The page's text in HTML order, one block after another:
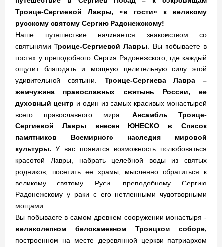
Троице-Сергиевой Лавры, «в гости» к великому
русскому святому Сергию Радонежскому!
Наше путешествие начинается знакомством со
святынямиТроице-Сергиевой Лавры . Вы побываете в
гостях у преподобного Сергия Радонежского, где каждый
ощутит благодать и мощную целительную силу этой
удивительной святыни. Троице-Сергиева Лавра –
жемчужина православных святынь России, ее
духовный центр и один из самых красивых монастырей
всего православного мира.Ансамбль Троице-
Сергиевой Лавры внесен ЮНЕСКО в Список
памятников Всемирного наследия мировой
культуры. У вас появится возможность полюбоваться
красотой Лавры, набрать целебной воды из святых
родников, посетить ее храмы, мысленно обратиться к
великому святому Руси, преподобному Сергию
Радонежскому у раки с его нетленными чудотворными
мощами...
Вы побываете в самом древнем сооружении монастыря -
великолепном белокаменном Троицком соборе,
построенном на месте деревянной церкви патриархом